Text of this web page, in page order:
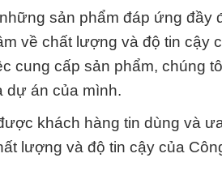
sản phẩm đáp ứng đầy
về chất lượng và độ tin cậy
cung cấp sản phẩm, chúng
dự án của mình.
khách hàng tin dùng và
lượng và độ tin cậy của